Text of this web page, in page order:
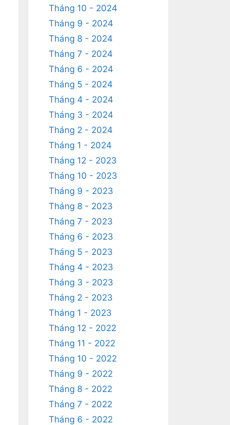
Tháng 10 - 2024
Tháng 9 - 2024
Tháng 8 - 2024
Tháng 7 - 2024
Tháng 6 - 2024
Tháng 5 - 2024
Tháng 4 - 2024
Tháng 3 - 2024
Tháng 2 - 2024
Tháng 1 - 2024
Tháng 12 - 2023
Tháng 10 - 2023
Tháng 9 - 2023
Tháng 8 - 2023
Tháng 7 - 2023
Tháng 6 - 2023
Tháng 5 - 2023
Tháng 4 - 2023
Tháng 3 - 2023
Tháng 2 - 2023
Tháng 1 - 2023
Tháng 12 - 2022
Tháng 11 - 2022
Tháng 10 - 2022
Tháng 9 - 2022
Tháng 8 - 2022
Tháng 7 - 2022
Tháng 6 - 2022